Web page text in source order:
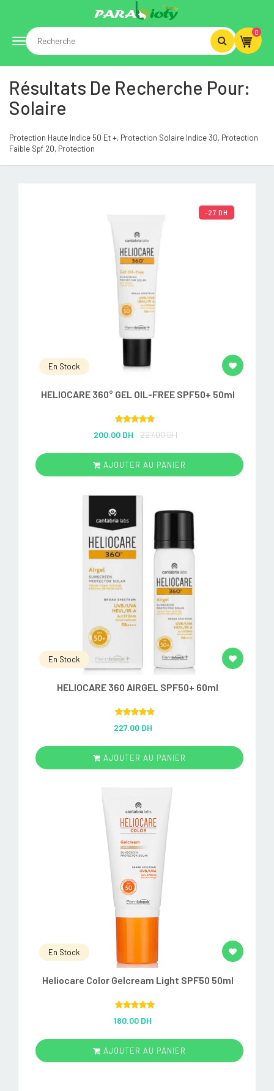
Toggle
navigation
0
Résultats De Recherche Pour:
Solaire
Protection Haute Indice 50 Et +, Protection Solaire Indice 30, Protection
Faible Spf 20, Protection
-27 DH
En Stock
HELIOCARE 360° GEL OIL-FREE SPF50+ 50ml
out of 5
200.00 DH 227.00 DH
AJOUTER AU PANIER
En Stock
HELIOCARE 360 AIRGEL SPF50+ 60ml
out of 5
227.00 DH
AJOUTER AU PANIER
En Stock
Heliocare Color Gelcream Light SPF50 50ml
out of 5
180.00 DH
AJOUTER AU PANIER